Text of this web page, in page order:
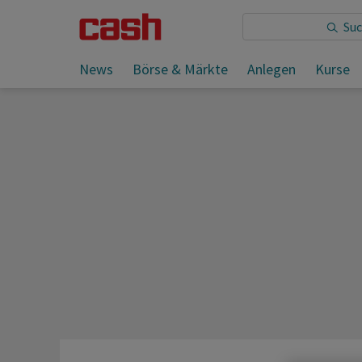
News Börse & Märkte Anlegen Kurse
Sie lesen: